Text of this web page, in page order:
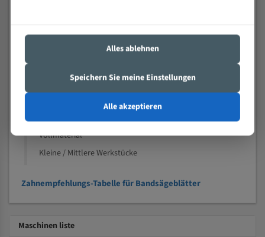
Speziell entwickelt für Profile / Rohre
Kleine und mittlere Profile / Kleine Durchmesser
Vollmaterial
Kleine / Mittlere Werkstücke
Zahnempfehlungs-Tabelle für Bandsägeblätter
Maschinen liste
Alles ablehnen
Speichern Sie meine Einstellungen
Alle akzeptieren